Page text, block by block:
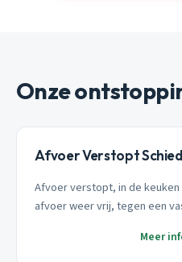
Onze
Afvoer Verstopt
Afvoer verstopt, in de keuken
afvoer weer vrij, tegen een
Meer